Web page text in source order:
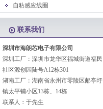
自粘感应线圈
联系我们
深圳市海朗芯电子有限公司
深圳工厂：深圳市龙华区福城街道福民
社区源创园陆号A12栋301
湖南工厂：湖南省永州市零陵区邮亭圩
镇太平铺小区13栋、14栋
联系人：于先生